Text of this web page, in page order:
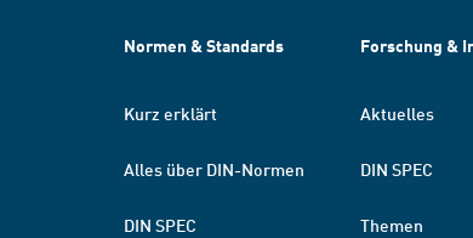
Normen & Standards
Kurz erklärt
Alles über DIN-Normen
DIN SPEC
Forschung &
Aktuelles
DIN SPEC
Themen